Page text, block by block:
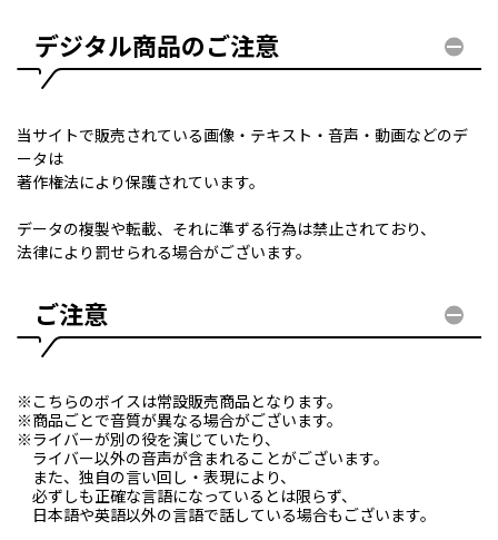
デジタル商品のご注意
当サイトで販売されている画像・テキスト・音声・動画などのデ
ータは
著作権法により保護されています。
データの複製や転載、それに準ずる行為は禁止されており、
法律により罰せられる場合がございます。
ご注意
※こちらのボイスは常設販売商品となります。
※商品ごとで音質が異なる場合がございます。
※ライバーが別の役を演じていたり、
ライバー以外の音声が含まれることがございます。
また、独自の言い回し・表現により、
必ずしも正確な言語になっているとは限らず、
日本語や英語以外の言語で話している場合もございます。